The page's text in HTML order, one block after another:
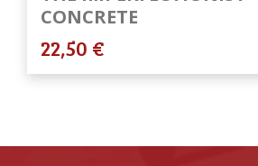
CONCRETE
22,50 €